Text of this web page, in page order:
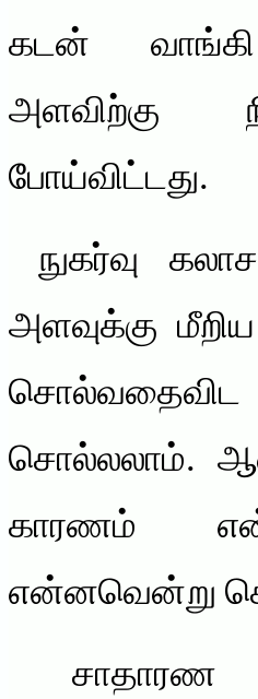
கடன்
அளவிற்கு
போய்விட்டது.
நுகர்வு
அளவுக்கு
சொல்லலாம்.
காரணம்
என்னவென்று
சாதாரண